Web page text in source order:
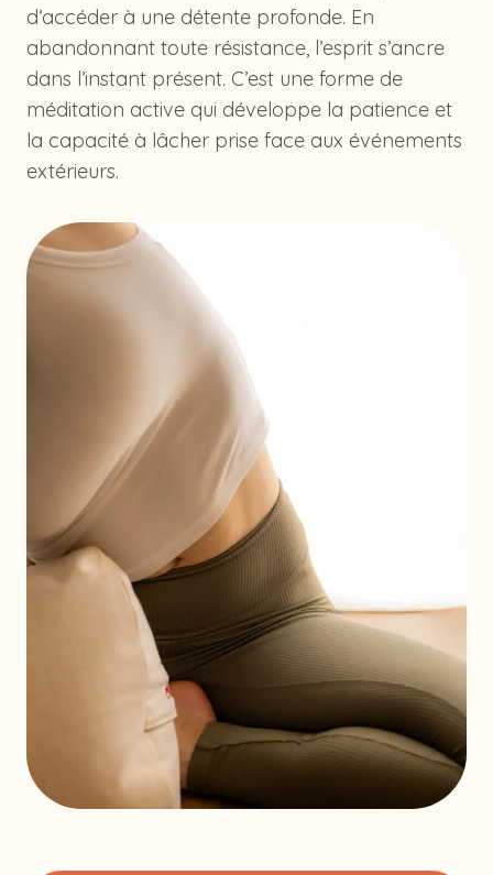
d’accéder à une détente profonde. En
abandonnant toute résistance, l’esprit s’ancre
dans l’instant présent. C’est une forme de
méditation active qui développe la patience et
la capacité à lâcher prise face aux événements
extérieurs.